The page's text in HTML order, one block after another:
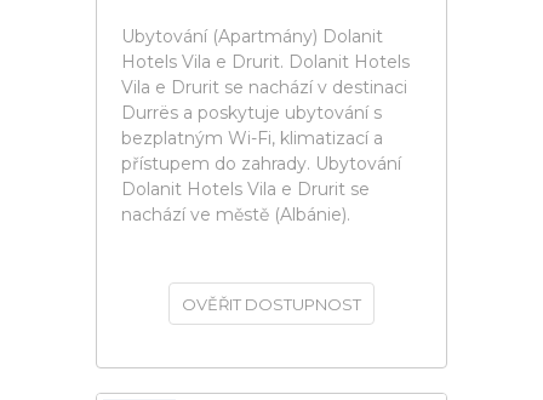
Ubytování (Apartmány) Dolanit
Hotels Vila e Drurit. Dolanit Hotels
Vila e Drurit se nachází v destinaci
Durrës a poskytuje ubytování s
bezplatným Wi-Fi, klimatizací a
přístupem do zahrady. Ubytování
Dolanit Hotels Vila e Drurit se
nachází ve městě (Albánie).
OVĚŘIT DOSTUPNOST